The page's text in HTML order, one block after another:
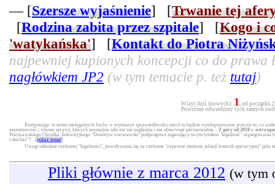
— [Szersze wyjaśnienie] [Trwanie tej
[Rodzina zabita przez szpitale] [Kogo i
'watykańska'] [Kontakt do Piotra
najpewniej kupionych koncepcji co do
nagłówkiem JP2 (w tym temacie p. też tutaj)
Wizyt dziś (nowych): 1, od początku
Powtórne odwiedziny tych samych
Kontynuując tu temat nielegalnych forów w wymiarze sprawiedliwości niech tu będzie wyeksponowane jeszcze to, co
anonimowość i własne sprawy, których normalnie nikt mu nie nagłaśnia i nie obserwuje permanentnie... Z góry od 2018 r.
Warszawskiego Ośrodka Telewizyjnego "Detektyw warszawski" podprogowo sugerujący swym tytułem "legalność"
i słuchać"? [pokaż temat]
Uwagi odnośnie rzekomej "legalności", powoływania się na rzekome "zapewne istnienie jakiejś kontroli operacyjnej" jako
Pliki głównie z marca 2012 (w tym